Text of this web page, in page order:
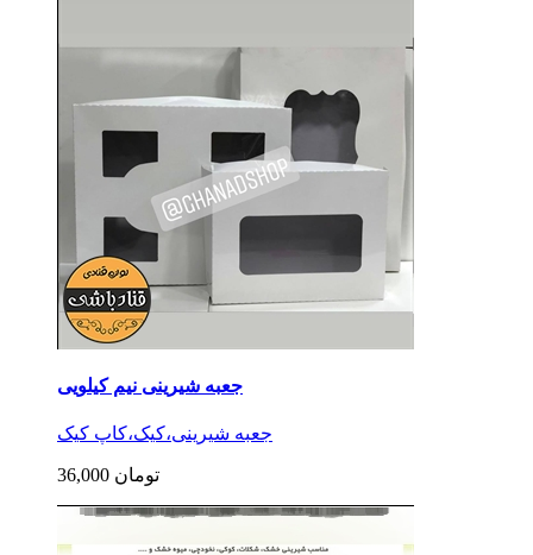
جعبه شیرینی نیم کیلویی
جعبه شیرینی،کیک،کاپ کیک
36,000 تومان